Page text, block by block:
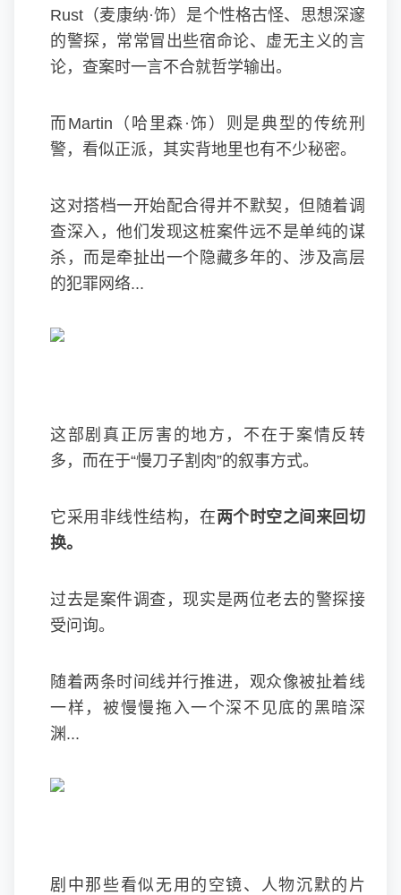
Rust（麦康纳·饰）是个性格古怪、思想深邃
的警探，常常冒出些宿命论、虚无主义的言
论，查案时一言不合就哲学输出。
而Martin（哈里森·饰）则是典型的传统刑
警，看似正派，其实背地里也有不少秘密。
这对搭档一开始配合得并不默契，但随着调
查深入，他们发现这桩案件远不是单纯的谋
杀，而是牵扯出一个隐藏多年的、涉及高层
的犯罪网络...
这部剧真正厉害的地方，不在于案情反转
多，而在于“慢刀子割肉”的叙事方式。
它采用非线性结构，在两个时空之间来回切
换。
过去是案件调查，现实是两位老去的警探接
受问询。
随着两条时间线并行推进，观众像被扯着线
一样，被慢慢拖入一个深不见底的黑暗深
渊...
剧中那些看似无用的空镜、人物沉默的片